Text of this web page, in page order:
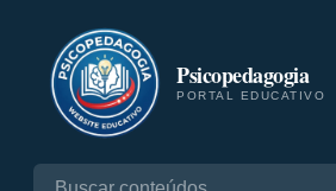
Psicopedagogia
PORTAL EDUCATIVO